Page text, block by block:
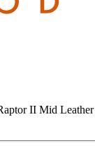
II Mid Leather